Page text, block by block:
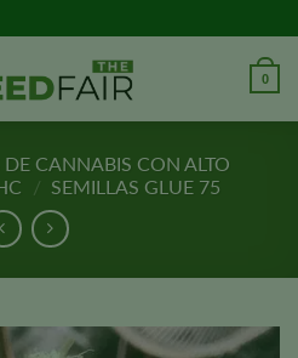
0
DE CANNABIS CON ALTO
/ SEMILLAS GLUE 75